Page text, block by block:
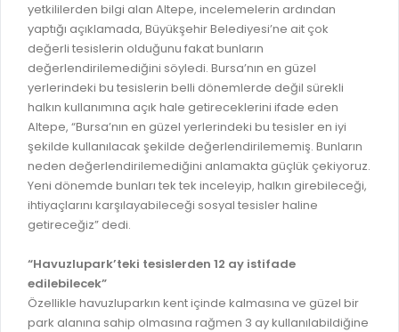
MECLİS
MECLİS ÜYELERİ
KOMİSYON ÜYELERİ
MECLİS KARARLARI
MECLİS GÜNDEMİ VE KARAR ÖZETLERİ
YAYIN / PLAN / RAPOR
STRATEJİK PLANLAR
PERFORMANS PROGRAMI
BÜTÇE
FAALİYET RAPORLARI
YANGIN SİGORTA E-BEYANNAME
BAŞVURU / KAYIT / SORGU
ORKESTRA KAYIT
SEYAHAT KARTI SORGULAMA
BURSA AKADEMİ
ÜCRETSİZ WİFİ NOKTALARI
İTFAİYE RAPORU
İTFAİYE OLAY KAYDI BAŞVURUSU
BADEM KAYIT
yetkililerden bilgi alan Altepe, incelemelerin ardından
yaptığı açıklamada, Büyükşehir Belediyesi’ne ait çok
değerli tesislerin olduğunu fakat bunların
değerlendirilemediğini söyledi. Bursa’nın en güzel
yerlerindeki bu tesislerin belli dönemlerde değil sürekli
halkın kullanımına açık hale getireceklerini ifade eden
Altepe, “Bursa’nın en güzel yerlerindeki bu tesisler en iyi
şekilde kullanılacak şekilde değerlendirilememiş. Bunların
neden değerlendirilemediğini anlamakta güçlük çekiyoruz.
Yeni dönemde bunları tek tek inceleyip, halkın girebileceği,
ihtiyaçlarını karşılayabileceği sosyal tesisler haline
getireceğiz” dedi.
“Havuzlupark’teki tesislerden 12 ay istifade
edilebilecek”
Özellikle havuzluparkın kent içinde kalmasına ve güzel bir
park alanına sahip olmasına rağmen 3 ay kullanılabildiğine